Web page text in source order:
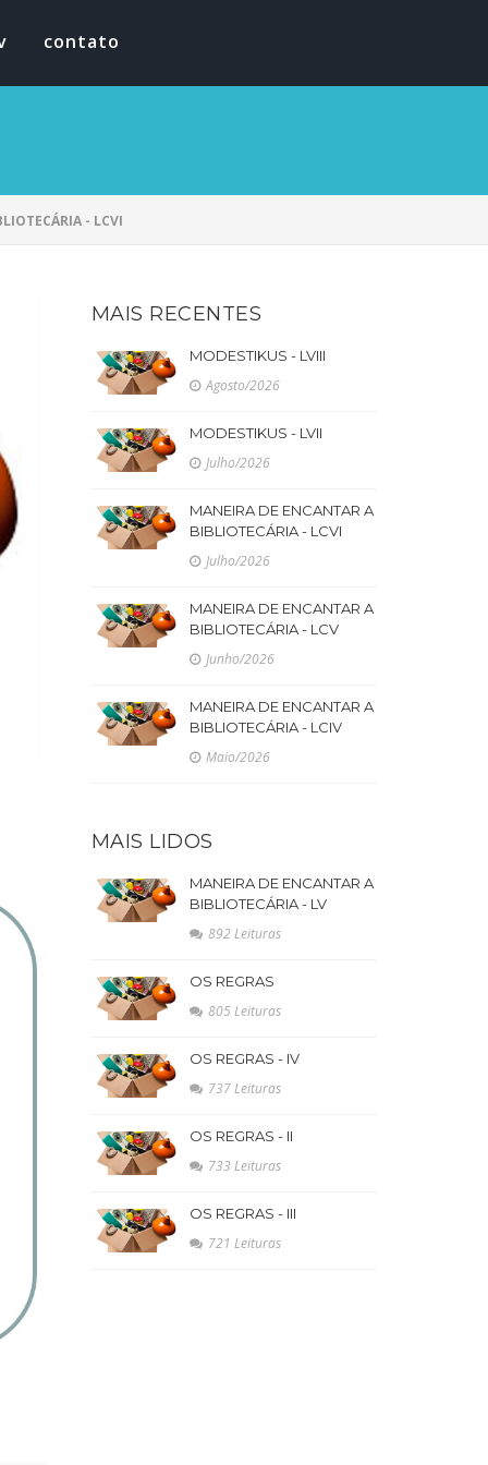
contato
- LCVI
MAIS RECENTES
MODESTIKUS - LVIII
Agosto/2026
MODESTIKUS - LVII
Julho/2026
MANEIRA DE ENCANTAR A
BIBLIOTECÁRIA - LCVI
Julho/2026
MANEIRA DE ENCANTAR A
BIBLIOTECÁRIA - LCV
Junho/2026
MANEIRA DE ENCANTAR A
BIBLIOTECÁRIA - LCIV
Maio/2026
MAIS LIDOS
MANEIRA DE ENCANTAR A
BIBLIOTECÁRIA - LV
892 Leituras
OS REGRAS
805 Leituras
OS REGRAS - IV
737 Leituras
OS REGRAS - II
733 Leituras
OS REGRAS - III
721 Leituras